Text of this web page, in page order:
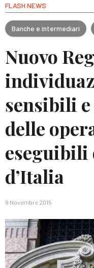
FLASH NEWS
Banche e intermediari
Nuovo
sensibili
delle
eseguibili
d’Italia
9 Novembre 2015